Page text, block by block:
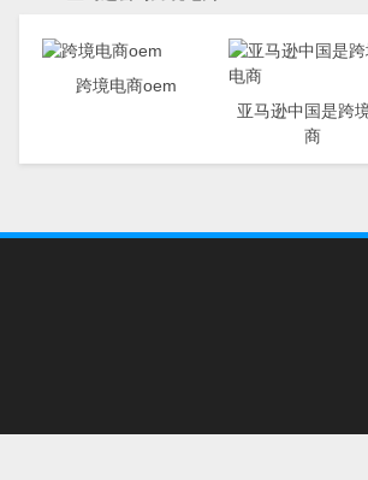
跨境电商oem
亚马逊中国是跨
商